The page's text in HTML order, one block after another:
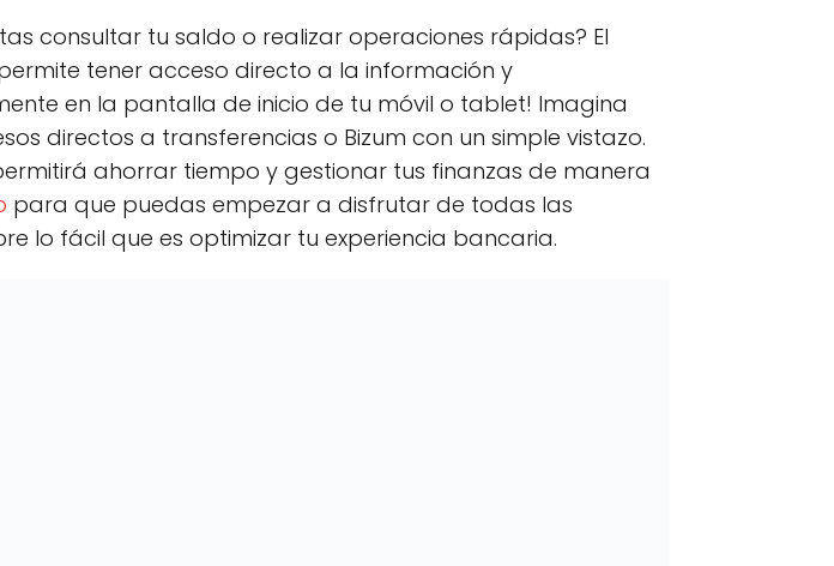
p
a
r
t
i
e
n
p
a
r
t
i
e
n
p
a
e
n
consultar tu saldo o realizar operaciones rápidas? El
tener acceso directo a la información y
en la pantalla de inicio de tu móvil o tablet! Imagina
directos a transferencias o Bizum con un simple vistazo.
ahorrar tiempo y gestionar tus finanzas de manera
para que puedas empezar a disfrutar de todas las
lo fácil que es optimizar tu experiencia bancaria.